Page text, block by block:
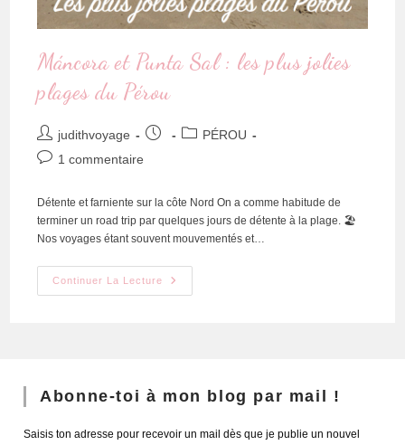
Máncora et Punta Sal : les plus jolies
plages du Pérou
judithvoyage
PÉROU
1 commentaire
Détente et farniente sur la côte Nord On a comme habitude de
terminer un road trip par quelques jours de détente à la plage. 🏖
Nos voyages étant souvent mouvementés et…
Continuer La Lecture
Abonne-toi à mon blog par mail !
Saisis ton adresse pour recevoir un mail dès que je publie un nouvel